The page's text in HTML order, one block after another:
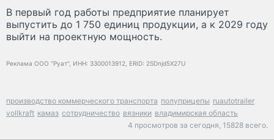
В первый год работы предприятие планирует
выпустить до 1 750 единиц продукции, а к 2029 году
выйти на проектную мощность.
Реклама ООО "Руат", ИНН: 3300013912, ERID: 2SDnjd5X27U
производство коммерческого транспорта полуприцепы ruautotrailer
vollkraft камаз сотрудничество вязники владимирская область
4 просмотров за сегодня, 15828 всего.